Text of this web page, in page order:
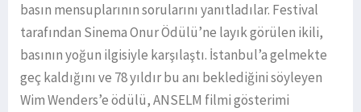
basın mensuplarının sorularını yanıtladılar. Festival
tarafından Sinema Onur Ödülü’ne layık görülen ikili,
basının yoğun ilgisiyle karşılaştı. İstanbul’a gelmekte
geç kaldığını ve 78 yıldır bu anı beklediğini söyleyen
Wim Wenders’e ödülü, ANSELM filmi gösterimi